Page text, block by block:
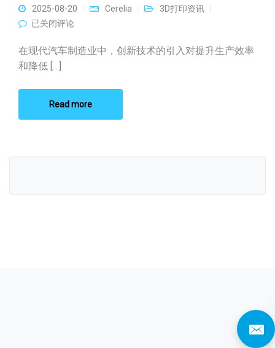
2025-08-20 Cerelia
3D打印资讯
汽车模具是否有用3d打印机
已关闭评论
在现代汽车制造业中，创新技术的引入对提升生产效率
和降低 […]
Read more